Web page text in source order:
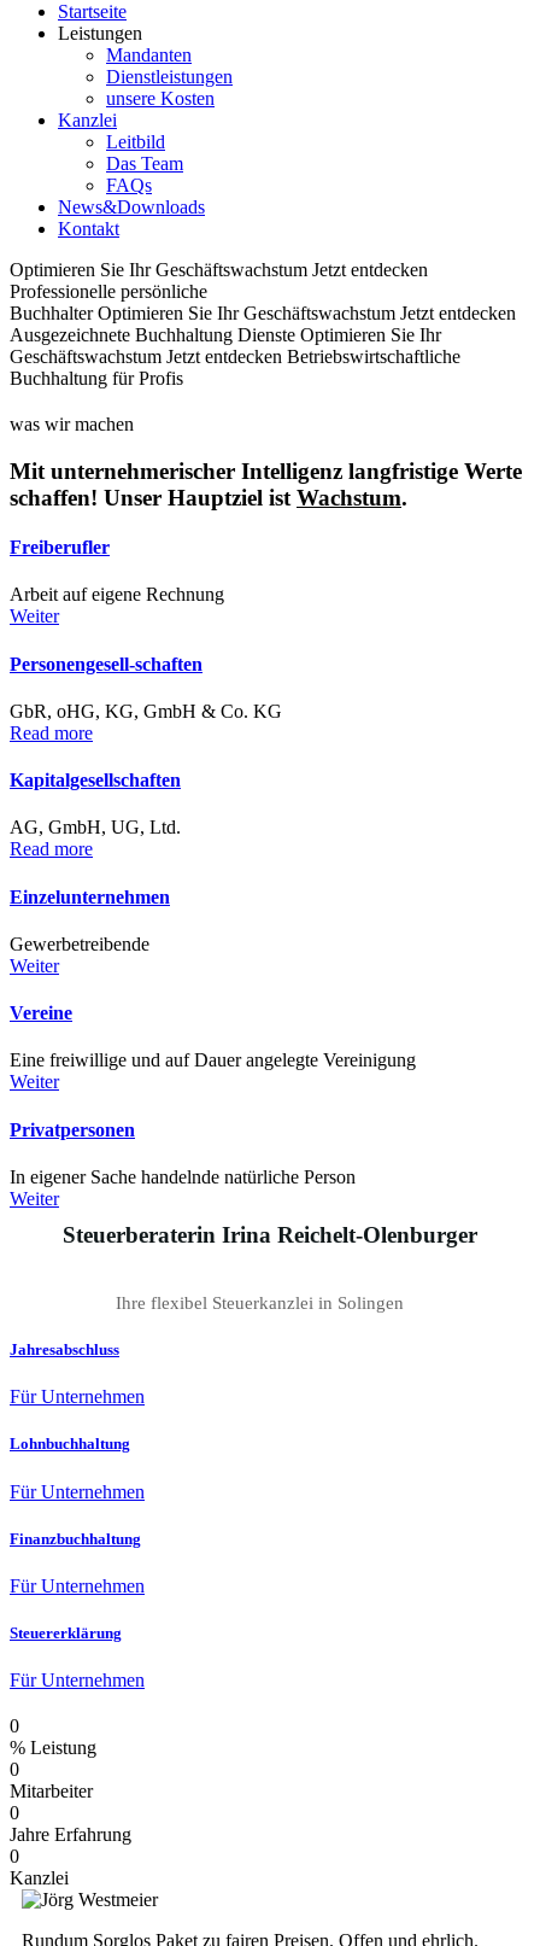
Startseite
Leistungen
Mandanten
Dienstleistungen
unsere Kosten
Kanzlei
Leitbild
Das Team
FAQs
News&Downloads
Kontakt
Optimieren Sie Ihr Geschäftswachstum Jetzt entdecken
Professionelle persönliche
Buchhalter Optimieren Sie Ihr Geschäftswachstum Jetzt entdecken
Ausgezeichnete Buchhaltung Dienste Optimieren Sie Ihr
Geschäftswachstum Jetzt entdecken Betriebswirtschaftliche
Buchhaltung für Profis
was wir machen
Mit unternehmerischer Intelligenz langfristige Werte
schaffen! Unser Hauptziel ist Wachstum.
Freiberufler
Arbeit auf eigene Rechnung
Weiter
Personengesell-schaften
GbR, oHG, KG, GmbH & Co. KG
Read more
Kapitalgesellschaften
AG, GmbH, UG, Ltd.
Read more
Einzelunternehmen
Gewerbetreibende
Weiter
Vereine
Eine freiwillige und auf Dauer angelegte Vereinigung
Weiter
Privatpersonen
In eigener Sache handelnde natürliche Person
Weiter
Steuerberaterin Irina Reichelt-Olenburger
Ihre flexibel Steuerkanzlei in Solingen
Jahresabschluss
Für Unternehmen
Lohnbuchhaltung
Für Unternehmen
Finanzbuchhaltung
Für Unternehmen
Steuererklärung
Für Unternehmen
0
% Leistung
0
Mitarbeiter
0
Jahre Erfahrung
0
Kanzlei
Rundum Sorglos Paket zu fairen Preisen. Offen und ehrlich.